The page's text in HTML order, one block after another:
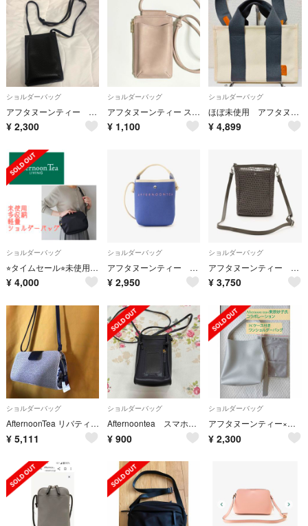
ショルダーバッグ
アフタヌーンティー スマホショルダーバッグ
¥ 2,300
ショルダーバッグ
アフタヌーンティー スマホショルダーバッグ
¥ 1,100
ショルダーバッグ
ほぼ未使用 アフタヌーンティー 2way ショルダーバッグ ハンドバッグ
¥ 4,899
ショルダーバッグ
⭐︎タイムセール⭐︎未使用 AfternoonTea 軽量 多収納 ショルダーバッグ
¥ 4,000
ショルダーバッグ
アフタヌーンティー ニットマルシェミニショルダーバッグ ブルー
¥ 2,950
ショルダーバッグ
アフタヌーンティー メッシュミニショルダーバッグ グレー
¥ 3,750
ショルダーバッグ
AfternoonTea リバティ 未使用 コラボ バッグ ショルダーバッグ
¥ 5,111
ショルダーバッグ
Afternoontea スマホショルダーバッグ クロス掛け 新品未使用
¥ 900
ショルダーバッグ
アフタヌーンティー×東原妙子★PCケース付きワンショルダートートバッグ/シルバー
¥ 2,300